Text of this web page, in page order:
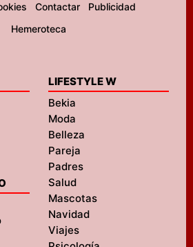
Contactar
Publicidad
Hemeroteca
LIFESTYLE W
Bekia
Moda
Belleza
Pareja
Padres
Salud
Mascotas
Navidad
Viajes